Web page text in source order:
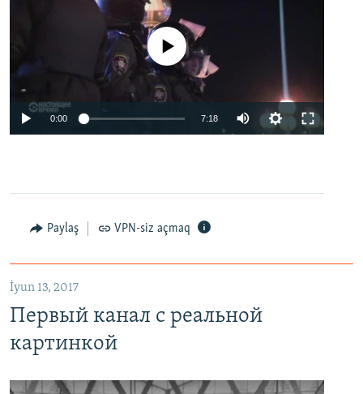
No media source currently available
0:00 7:18
Paylaş VPN-siz açmaq
İyun 13, 2017
Первый канал с реальной
картинкой